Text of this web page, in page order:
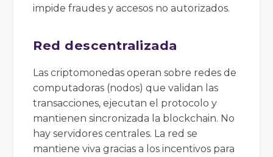
impide fraudes y accesos no autorizados.
Red descentralizada
Las criptomonedas operan sobre redes de
computadoras (nodos) que validan las
transacciones, ejecutan el protocolo y
mantienen sincronizada la blockchain. No
hay servidores centrales. La red se
mantiene viva gracias a los incentivos para